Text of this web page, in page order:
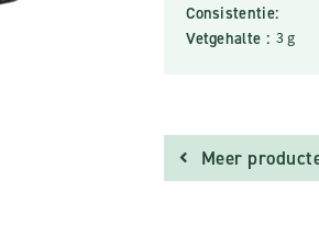
Consistentie:
Vetgehalte : 3 g
Meer